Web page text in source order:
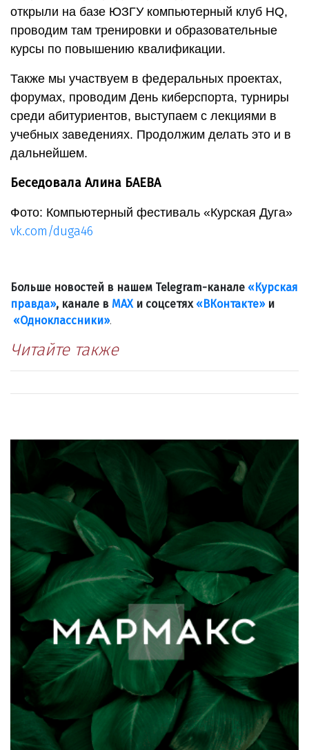
открыли на базе ЮЗГУ компьютерный клуб HQ,
проводим там тренировки и образовательные
курсы по повышению квалификации.
Также мы участвуем в федеральных проектах,
форумах, проводим День киберспорта, турниры
среди абитуриентов, выступаем с лекциями в
учебных заведениях. Продолжим делать это и в
дальнейшем.
Беседовала Алина БАЕВА
Фото: Компьютерный фестиваль «Курская Дуга»
vk.com/duga46
Больше новостей в нашем Telegram-канале «Курская
правда», канале в МАХ и соцсетях «ВКонтакте»и
«Одноклассники».
Читайте также